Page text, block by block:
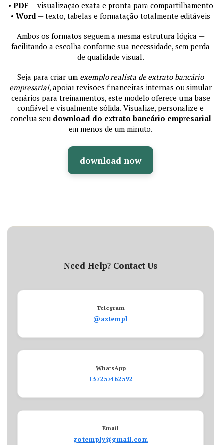
• PDF— visualização exata e pronta para compartilhamento
• Word — texto, tabelas e formatação totalmente editáveis
Ambos os formatos seguem a mesma estrutura lógica —
facilitando a escolha conforme sua necessidade, sem perda
de qualidade visual.
Seja para criar um exemplo realista de extrato bancário
empresarial, apoiar revisões financeiras internas ou simular
cenários para treinamentos, este modelo oferece uma base
confiável e visualmente sólida. Visualize, personalize e
conclua seu download do extrato bancário empresarial
em menos de um minuto.
download now
Need Help? Contact Us
Telegram
@axtempl
WhatsApp
+37257462592
Email
gotemply@gmail.com